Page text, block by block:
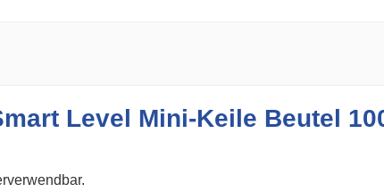
Level Mini-Keile Beutel